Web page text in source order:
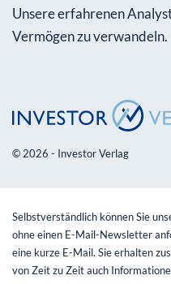
Unsere erfahrenen
Vermögen zu verwandeln.
© 2026 - Investor Verlag
Selbstverständlich können Sie
ohne einen E-Mail-Newsletter
eine kurze E-Mail. Sie erhalten
von Zeit zu Zeit auch